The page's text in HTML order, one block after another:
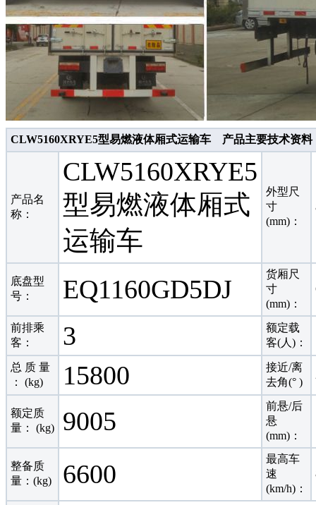
CLW5160XRYE5型易燃液体厢式运输车 产品主要技术资料
产品名
称：
CLW5160XRYE5
型易燃液体厢式
运输车
外型尺
寸
(mm)：
底盘型
号：
EQ1160GD5DJ
货厢尺
寸
(mm)：
前排乘
客：
3
额定载
客(人)：
总 质 量
： (kg)
15800
接近/离
去角(° )
额定质
量： (kg)
9005
前悬/后
悬
(mm)：
整备质
量：(kg)
6600
最高车
速
(km/h)：